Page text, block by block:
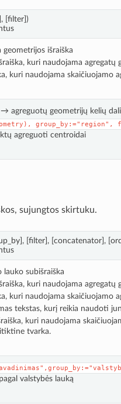
[filter])
geometrijos išraiška
kuri naudojama agregatų
kuri naudojama skaičiuojamo
→ agreguotų geometrijų kelių
group_by:="region",
agreguoti centroidai
sujungtos skirtuku.
[filter], [concatenator],
lauko subišraiška
kuri naudojama agregatų
kuri naudojama skaičiuojamo
tekstas, kurį reikia naudoti
kuri naudojama
tvarka.
valstybės lauką